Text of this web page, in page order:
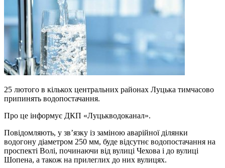
25 лютого в кількох центральних районах Луцька тимчасово
припинять водопостачання.
Про це інформує ДКП «Луцькводоканал».
Повідомляють, у зв’язку із заміною аварійної ділянки
водогону діаметром 250 мм, буде відсутнє водопостачання на
проспекті Волі, починаючи від вулиці Чехова і до вулиці
Шопена, а також на прилеглих до них вулицях.